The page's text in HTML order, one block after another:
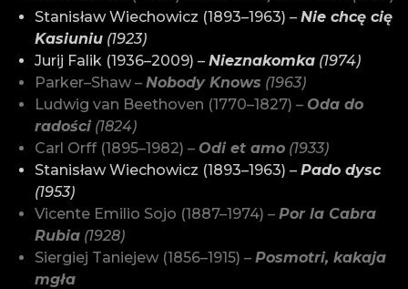
Stanisław Wiechowicz (1893–1963) –Nie chcę cię
Kasiuniu (1923)
Jurij Falik (1936–2009) –Nieznakomka (1974)
Parker–Shaw –Nobody Knows (1963)
Ludwig van Beethoven (1770–1827) – Oda do
radości(1824)
Carl Orff (1895–1982) – Odi et amo (1933)
Stanisław Wiechowicz (1893–1963) –Pado dysc
(1953)
Vicente Emilio Sojo (1887–1974) –Por la Cabra
Rubia (1928)
Siergiej Taniejew (1856–1915) –Posmotri, kakaja
mgła